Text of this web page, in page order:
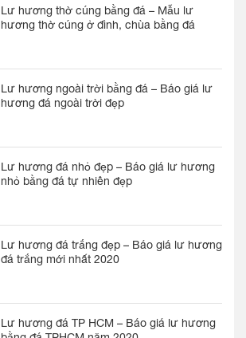
Lư hương thờ cúng bằng đá – Mẫu lư
hương thờ cúng ở đình, chùa bằng đá
Lư hương ngoài trời bằng đá – Báo giá lư
hương đá ngoài trời đẹp
Lư hương đá nhỏ đẹp – Báo giá lư hương
nhỏ bằng đá tự nhiên đẹp
Lư hương đá trắng đẹp – Báo giá lư hương
đá trắng mới nhất 2020
Lư hương đá TP HCM – Báo giá lư hương